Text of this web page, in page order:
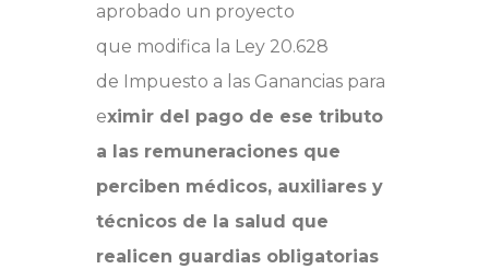
aprobado un proyecto
que modifica la Ley 20.628
de Impuesto a las Ganancias para
eximir del pago de ese tributo
a las remuneraciones que
perciben médicos, auxiliares y
técnicos de la salud que
realicen guardias obligatorias